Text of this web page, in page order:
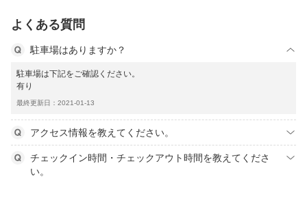
よくある質問
駐車場はありますか？
駐車場は下記をご確認ください。
有り
最終更新日：2021-01-13
アクセス情報を教えてください。
チェックイン時間・チェックアウト時間を教えてくださ
い。